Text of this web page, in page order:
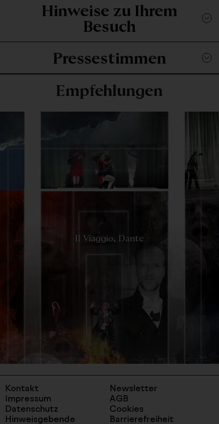
Hinweise zu Ihrem
Besuch
Pressestimmen
Empfehlungen
Il Viaggio, Dante
Kontakt
Newsletter
Impressum
AGB
Datenschutz
Cookies
Hinweisgebende
Barrierefreiheit